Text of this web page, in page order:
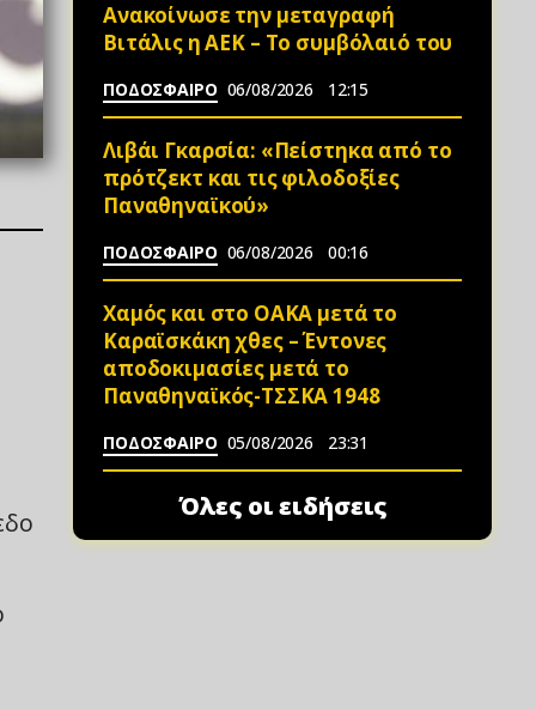
Ανακοίνωσε την μεταγραφή
Βιτάλις η ΑΕΚ – Το συμβόλαιό του
ΠΟΔΟΣΦΑΙΡΟ 06/08/2026 12:15
Λιβάι Γκαρσία: «Πείστηκα από το
πρότζεκτ και τις φιλοδοξίες
Παναθηναϊκού»
ΠΟΔΟΣΦΑΙΡΟ 06/08/2026 00:16
Χαμός και στο ΟΑΚΑ μετά το
Καραϊσκάκη χθες – Έντονες
αποδοκιμασίες μετά το
Παναθηναϊκός-ΤΣΣΚΑ 1948
ΠΟΔΟΣΦΑΙΡΟ 05/08/2026 23:31
Όλες οι ειδήσεις